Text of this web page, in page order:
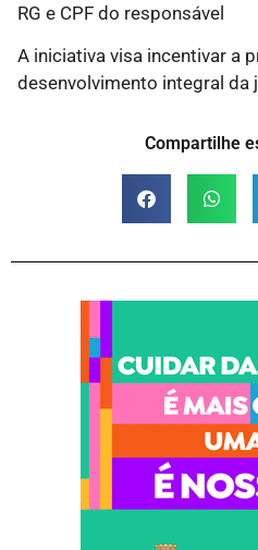
RG e CPF do responsável
A iniciativa visa incentivar a
desenvolvimento integral da
Compartilhe